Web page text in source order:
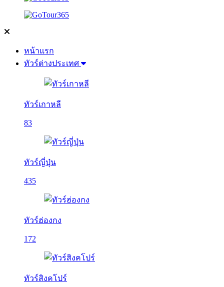
หน้าแรก
ทัวร์ต่างประเทศ
ทัวร์เกาหลี
83
ทัวร์ญี่ปุ่น
435
ทัวร์ฮ่องกง
172
ทัวร์สิงคโปร์